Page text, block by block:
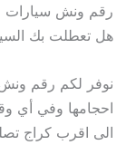
رقم ونش سيارات
هل تعطلت بك
نوفر لكم رقم
احجامها وفي أي
الى اقرب كراج